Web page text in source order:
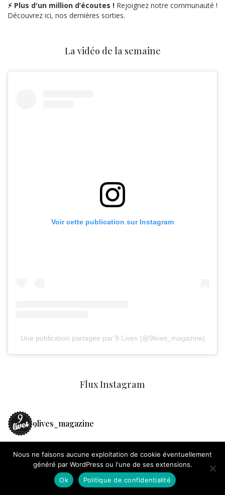
⚡ Plus d'un million d’écoutes ! Rejoignez notre communauté !
Découvrez ici, nos dernières sorties.
La vidéo de la semaine
Voir cette publication sur Instagram
Une publication partagée par 9 Lives (@9lives_magazine)
Flux Instagram
9lives_magazine
Nous ne faisons aucune exploitation de cookie éventuellement
généré par WordPress ou l'une de ses extensions.
Ok
Politique de confidentialité